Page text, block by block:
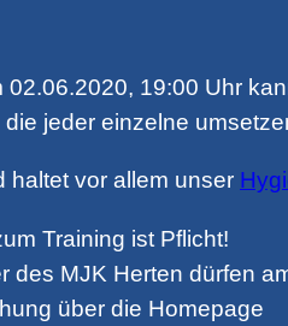
02.06.2020, 19:00 Uhr
jeder einzelne
haltet vor allem unser
Training ist Pflicht!
des MJK Herten dürfen
über die Homepage